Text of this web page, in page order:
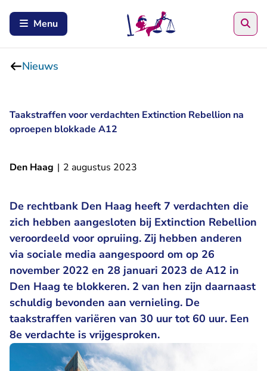
Menu
Nieuws
Taakstraffen voor verdachten Extinction Rebellion na
oproepen blokkade A12
Den Haag | 2 augustus 2023
De rechtbank Den Haag heeft 7 verdachten die
zich hebben aangesloten bij Extinction Rebellion
veroordeeld voor opruiing. Zij hebben anderen
via sociale media aangespoord om op 26
november 2022 en 28 januari 2023 de A12 in
Den Haag te blokkeren. 2 van hen zijn daarnaast
schuldig bevonden aan vernieling. De
taakstraffen variëren van 30 uur tot 60 uur. Een
8e verdachte is vrijgesproken.